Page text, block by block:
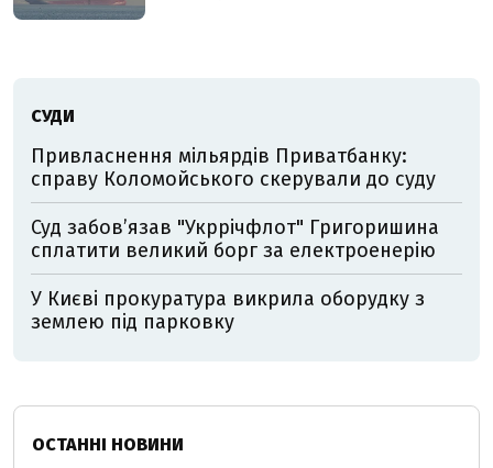
СУДИ
Привласнення мільярдів Приватбанку:
справу Коломойського скерували до суду
Суд забов’язав "Укррічфлот" Григоришина
сплатити великий борг за електроенерію
У Києві прокуратура викрила оборудку з
землею під парковку
ОСТАННІ НОВИНИ